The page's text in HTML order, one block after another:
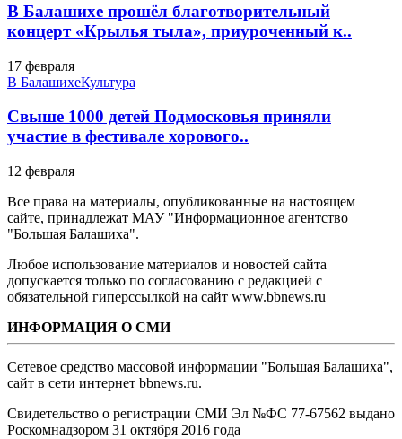
В Балашихе прошёл благотворительный
концерт «Крылья тыла», приуроченный к..
17 февраля
В БалашихеКультура
Свыше 1000 детей Подмосковья приняли
участие в фестивале хорового..
12 февраля
Все права на материалы, опубликованные на настоящем
сайте, принадлежат МАУ "Информационное агентство
"Большая Балашиха".
Любое использование материалов и новостей сайта
допускается только по согласованию с редакцией с
обязательной гиперссылкой на сайт www.bbnews.ru
ИНФОРМАЦИЯ О СМИ
Сетевое средство массовой информации "Большая Балашиха",
сайт в сети интернет bbnews.ru.
Свидетельство о регистрации СМИ Эл №ФС ‎77-67562 выдано
Роскомнадзором 31 октября 2016 года